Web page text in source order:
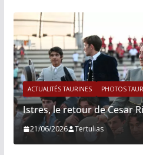
ACTUALITÉS TAURINES PHOTOS
Istres, le retour de Cesar
21/06/2026 Tertulias